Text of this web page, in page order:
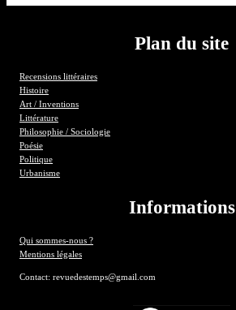
Plan du site
Recensions littéraires
Histoire
Art / Inventions
Littérature
Philosophie / Sociologie
Poésie
Politique
Urbanisme
Informations
Qui sommes-nous ?
Mentions légales
Contact: revuedestemps@gmail.com